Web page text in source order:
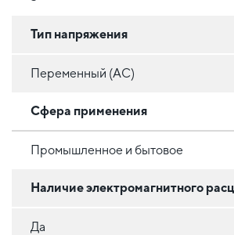
Тип напряжения
Переменный (AC)
Сфера применения
Промышленное и бытовое
Наличие электромагнитного
Да